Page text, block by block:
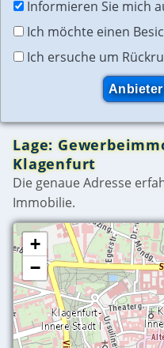
Informieren Sie mich
Ich möchte einen
Ich ersuche um
Lage:
Klagenfurt
Die genaue Adresse
Immobilie.
+
−